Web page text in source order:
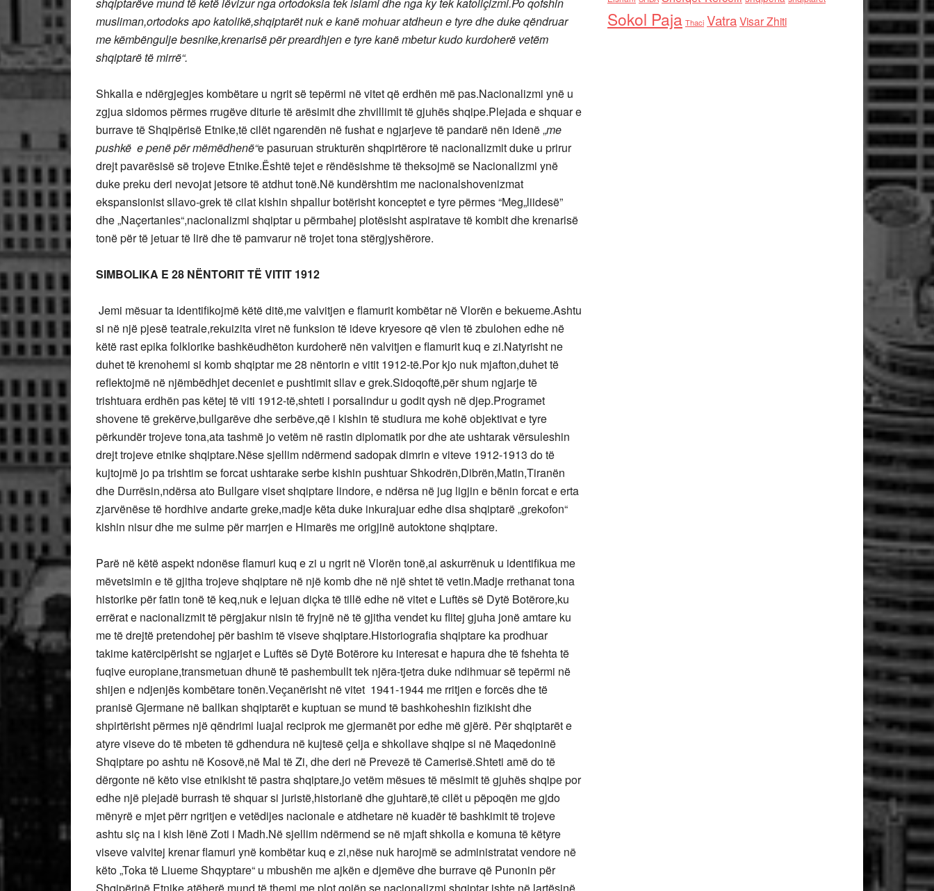
musliman,ortodoks apo katolikë,shqiptarët nuk e kanë mohuar atdheun e tyre dhe duke qëndruar
me këmbëngulje besnike,krenarisë për preardhjen e tyre kanë mbetur kudo kurdoherë vetëm
shqiptarë të mirrë“.
Shkalla e ndërgjegjes kombëtare u ngrit së tepërmi në vitet që erdhën më pas.Nacionalizmi ynë u
zgjua sidomos përmes rrugëve diturie të arësimit dhe zhvillimit të gjuhës shqipe.Plejada e shquar e
burrave të Shqipërisë Etnike,të cilët ngarendën në fushat e ngjarjeve të pandarë nën idenë „me
pushkë e penë për mëmëdhenë“e pasuruan strukturën shqpirtërore të nacionalizmit duke u prirur
drejt pavarësisë së trojeve Etnike.Është tejet e rëndësishme të theksojmë se Nacionalizmi ynë
duke preku deri nevojat jetsore të atdhut tonë.Në kundërshtim me nacionalshovenizmat
ekspansionist sllavo-grek të cilat kishin shpallur botërisht konceptet e tyre përmes “Meg„liidesë”
dhe „Naçertanies“,nacionalizmi shqiptar u përmbahej plotësisht aspiratave të kombit dhe krenarisë
tonë për të jetuar të lirë dhe të pamvarur në trojet tona stërgjyshërore.
SIMBOLIKA E 28 NËNTORIT TË VITIT 1912
Jemi mësuar ta identifikojmë këtë ditë,me valvitjen e flamurit kombëtar në Vlorën e bekueme.Ashtu
si në një pjesë teatrale,rekuizita viret në funksion të ideve kryesore që vlen të zbulohen edhe në
këtë rast epika folklorike bashkëudhëton kurdoherë nën valvitjen e flamurit kuq e zi.Natyrisht ne
duhet të krenohemi si komb shqiptar me 28 nëntorin e vitit 1912-të.Por kjo nuk mjafton,duhet të
reflektojmë në njëmbëdhjet deceniet e pushtimit sllav e grek.Sidoqoftë,për shum ngjarje të
trishtuara erdhën pas këtej të viti 1912-të,shteti i porsalindur u godit qysh në djep.Programet
shovene të grekërve,bullgarëve dhe serbëve,që i kishin të studiura me kohë objektivat e tyre
përkundër trojeve tona,ata tashmë jo vetëm në rastin diplomatik por dhe ate ushtarak vërsuleshin
drejt trojeve etnike shqiptare.Nëse sjellim ndërmend sadopak dimrin e viteve 1912-1913 do të
kujtojmë jo pa trishtim se forcat ushtarake serbe kishin pushtuar Shkodrën,Dibrën,Matin,Tiranën
dhe Durrësin,ndërsa ato Bullgare viset shqiptare lindore, e ndërsa në jug ligjin e bënin forcat e erta
zjarvënëse të hordhive andarte greke,madje këta duke inkurajuar edhe disa shqiptarë „grekofon“
kishin nisur dhe me sulme për marrjen e Himarës me origjinë autoktone shqiptare.
Parë në këtë aspekt ndonëse flamuri kuq e zi u ngrit në Vlorën tonë,ai askurrënuk u identifikua me
mëvetsimin e të gjitha trojeve shqiptare në një komb dhe në një shtet të vetin.Madje rrethanat tona
historike për fatin tonë të keq,nuk e lejuan diçka të tillë edhe në vitet e Luftës së Dytë Botërore,ku
errërat e nacionalizmit të përgjakur nisin të fryjnë në të gjitha vendet ku flitej gjuha jonë amtare ku
me të drejtë pretendohej për bashim të viseve shqiptare.Historiografia shqiptare ka prodhuar
takime katërcipërisht se ngjarjet e Luftës së Dytë Botërore ku interesat e hapura dhe të fshehta të
fuqive europiane,transmetuan dhunë të pashembullt tek njëra-tjetra duke ndihmuar së tepërmi në
shijen e ndjenjës kombëtare tonën.Veçanërisht në vitet 1941-1944 me rritjen e forcës dhe të
pranisë Gjermane në ballkan shqiptarët e kuptuan se mund të bashkoheshin fizikisht dhe
shpirtërisht përmes një qëndrimi luajal reciprok me gjermanët por edhe më gjërë. Për shqiptarët e
atyre viseve do të mbeten të gdhendura në kujtesë çelja e shkollave shqipe si në Maqedoninë
Shqiptare po ashtu në Kosovë,në Mal të Zi, dhe deri në Prevezë të Camerisë.Shteti amë do të
dërgonte në këto vise etnikisht të pastra shqiptare,jo vetëm mësues të mësimit të gjuhës shqipe por
edhe një plejadë burrash të shquar si juristë,historianë dhe gjuhtarë,të cilët u pëpoqën me gjdo
mënyrë e mjet përr ngritjen e vetëdijes nacionale e atdhetare në kuadër të bashkimit të trojeve
ashtu siç na i kish lënë Zoti i Madh.Në sjellim ndërmend se në mjaft shkolla e komuna të këtyre
viseve valvitej krenar flamuri ynë kombëtar kuq e zi,nëse nuk harojmë se administratat vendore në
këto „Toka të Liueme Shqyptare“ u mbushën me ajkën e djemëve dhe burrave që Punonin për
Sokol Paja Thaci VatraVisar Zhiti